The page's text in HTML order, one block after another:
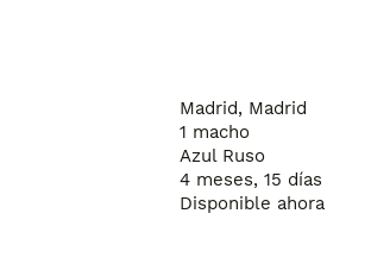
Madrid, Madrid
1 macho
Azul Ruso
4 meses, 15 días
Disponible ahora